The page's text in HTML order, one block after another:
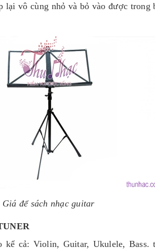
vô cùng nhỏ và bỏ vào được trong
Giá để sách nhạc guitar
cả: Violin, Guitar, Ukulele, Bass.